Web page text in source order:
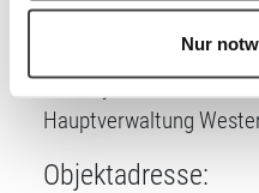
Nur
DTV-Prüfstelle:
Insel Sylt Tourismus-
Hauptverwaltung
Objektadresse: